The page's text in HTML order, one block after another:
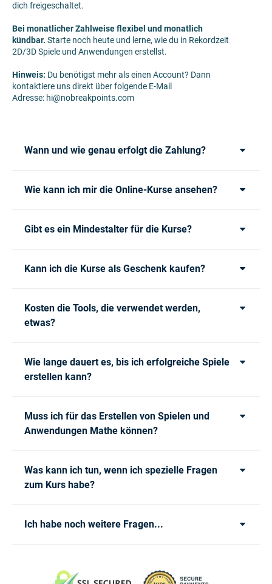
dich freigeschaltet.
Bei monatlicher Zahlweise flexibel und monatlich
kündbar. Starte noch heute und lerne, wie du in Rekordzeit
2D/3D Spiele und Anwendungen erstellst.
Hinweis: Du benötigst mehr als einen Account? Dann
kontaktiere uns direkt über folgende E-Mail
Adresse: hi@nobreakpoints.com
Wann und wie genau erfolgt die Zahlung?
Wie kann ich mir die Online-Kurse ansehen?
Gibt es ein Mindestalter für die Kurse?
Kann ich die Kurse als Geschenk kaufen?
Kosten die Tools, die verwendet werden,
etwas?
Wie lange dauert es, bis ich erfolgreiche Spiele
erstellen kann?
Muss ich für das Erstellen von Spielen und
Anwendungen Mathe können?
Was kann ich tun, wenn ich spezielle Fragen
zum Kurs habe?
Ich habe noch weitere Fragen...